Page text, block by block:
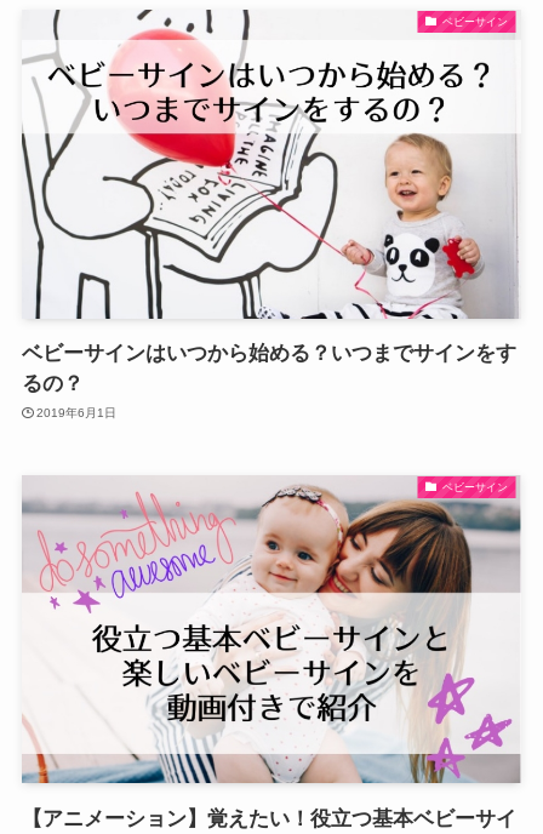
ベビーサイン
ベビーサインはいつから始める？いつまでサインをす
るの？
2019年6月1日
ベビーサイン
【アニメーション】覚えたい！役立つ基本ベビーサイ